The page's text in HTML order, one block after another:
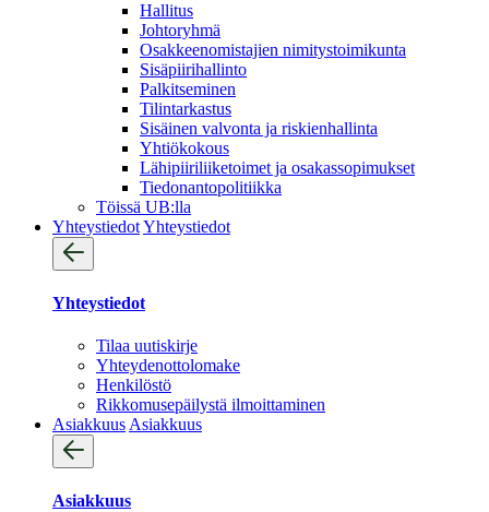
Hallitus
Johtoryhmä
Osakkeenomistajien nimitystoimikunta
Sisäpiirihallinto
Palkitseminen
Tilintarkastus
Sisäinen valvonta ja riskienhallinta
Yhtiökokous
Lähipiiriliiketoimet ja osakassopimukset
Tiedonantopolitiikka
Töissä UB:lla
YhteystiedotYhteystiedot
Yhteystiedot
Tilaa uutiskirje
Yhteydenotto­lomake
Henkilöstö
Rikkomusepäilystä ilmoittaminen
Asiakkuus Asiakkuus
Asiakkuus